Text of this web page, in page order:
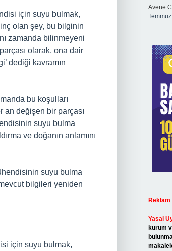
için suyu bulmak,
olan şey, bu bilginin
zamanda bilinmeyeni
olarak, ona dair
dediği kavramın
bu koşulları
an değişen bir parçası
suyu bulma
ve doğanın anlamını
suyu bulma
bilgileri yeniden
için suyu bulmak,
Avene
Yasal
kurum